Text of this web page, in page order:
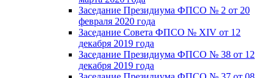
Заседание Президиума ФПСО № 2 от 20
февраля 2020 года
Заседание Совета ФПСО № XIV от 12
декабря 2019 года
Заседание Президиума ФПСО № 38 от 12
декабря 2019 года